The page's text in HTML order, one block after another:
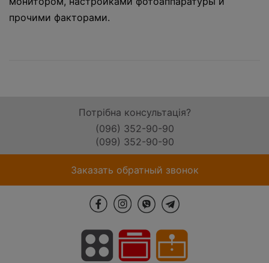
прочими факторами.
Потрібна консультація?
(096) 352-90-90
(099) 352-90-90
Заказать обратный звонок